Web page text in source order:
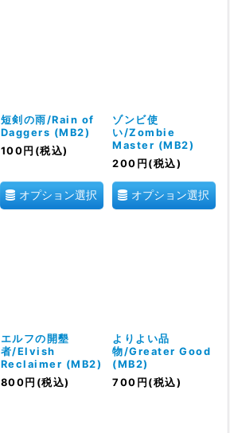
短剣の雨/Rain of
Daggers (MB2)
100 円 (税込)
オプション選択
ゾンビ使
い/Zombie
Master (MB2)
200 円 (税込)
オプション選択
エルフの開墾
者/Elvish
Reclaimer (MB2)
800 円 (税込)
よりよい品
物/Greater Good
(MB2)
700 円 (税込)